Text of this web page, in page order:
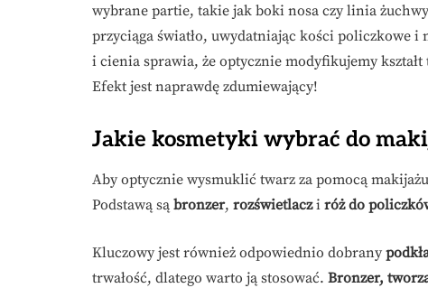
wybrane partie, takie jak boki nosa czy linia
przyciąga światło, uwydatniając kości policzkowe i
i cienia sprawia, że optycznie modyfikujemy
Efekt jest naprawdę zdumiewający!
Jakie kosmetyki wybrać do
Aby optycznie wysmuklić twarz za pomocą
Podstawą są bronzer, rozświetlaczi róż do
Kluczowy jest również odpowiednio dobrany
trwałość, dlatego warto ją stosować. Bronzer,